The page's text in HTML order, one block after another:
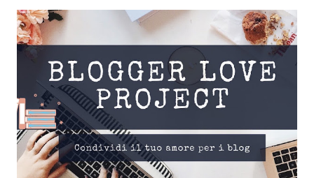
conforto in un’officina nella piccola città di montagna in cui
vive, giurando di non lasciarsi più coinvolgere dagli affari
dei lupi. Avrebbe dovuto bastargli. E gli è bastato, finché i
lupi non sono tornati, e con loro anche Mark Bennett. Alla
fine, hanno affrontato la bestia insieme, come un branco… e
hanno vinto. Un anno dopo, Gordo si ritrova ancora una
volta a essere lo stregone del branco dei Bennett. Green
Creek ha trovato un equilibrio dopo la morte di Richard C...